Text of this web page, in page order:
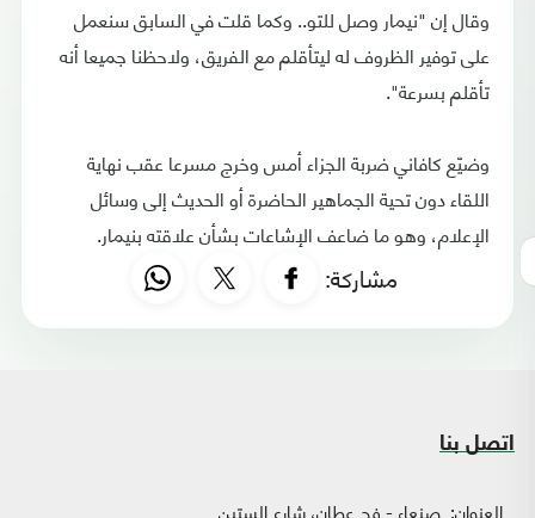
وقال إن "نيمار وصل للتو.. وكما قلت في السابق سنعمل
على توفير الظروف له ليتأقلم مع الفريق، ولاحظنا جميعا أنه
تأقلم بسرعة".
وضيّع كافاني ضربة الجزاء أمس وخرج مسرعا عقب نهاية
اللقاء دون تحية الجماهير الحاضرة أو الحديث إلى وسائل
الإعلام، وهو ما ضاعف الإشاعات بشأن علاقته بنيمار.
مشاركة:
اتصل بنا
العنوان: صنعاء - فج عطان، شارع الستين